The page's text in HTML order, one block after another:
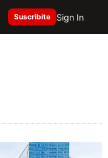
Suscribite Sign In